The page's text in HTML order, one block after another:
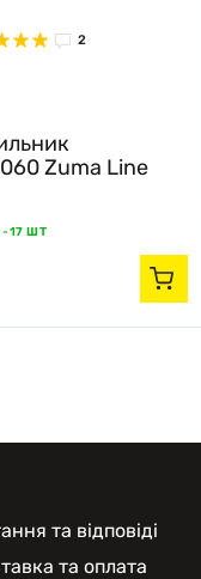
2
Zuma Line
-17 ШТ
та відповіді
та оплата